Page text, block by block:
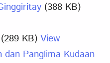
(388 KB)
(289 KB) View
dan Panglima Kudaan